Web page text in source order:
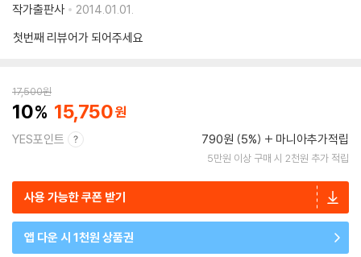
작가출판사
2014.01.01.
첫번째 리뷰어가 되어주세요
17,500원
10 15,750
YES포인트 790원 (5%) 마니아추가적립
5만원 이상 구매 시 2천원 추가 적립
사용 가능한 쿠폰 받기
앱 다운 시 1천원 상품권